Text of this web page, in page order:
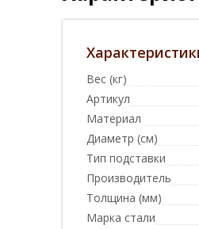
Вес (кг)
Артикул
Материал
Диаметр (см)
Тип подставки
Производитель
Толщина (мм)
Марка стали